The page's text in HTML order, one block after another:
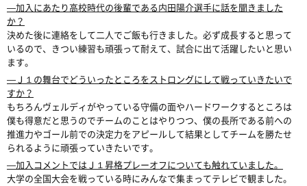
―加入にあたり高校時代の後輩である内田陽介選手に話を聞きました
か？
決めた後に連絡をして二人でご飯も行きました。必ず成長すると思って
いるので、きつい練習も頑張って耐えて、試合に出て活躍したいと思い
ます。
―Ｊ１の舞台でどういったところをストロングにして戦っていきたいで
すか？
もちろんヴェルディがやっている守備の面やハードワークするところは
僕も得意だと思うのでチームのことはやりつつ、僕の長所である前への
推進力やゴール前での決定力をアピールして結果としてチームを勝たせ
られるように頑張っていきたいです。
―加入コメントではＪ１昇格プレーオフについても触れていました。
大学の全国大会を戦っている時にみんなで集まってテレビで観ました。